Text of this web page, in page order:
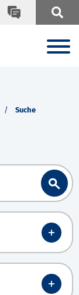
Suche